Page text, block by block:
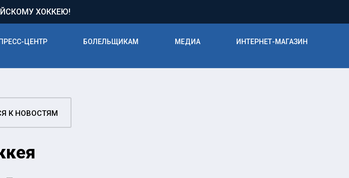
ХОККЕЮ!
ПРЕСС-ЦЕНТР БОЛЕЛЬЩИКАМ МЕДИА ИНТЕРНЕТ-МАГАЗИН
К НОВОСТЯМ